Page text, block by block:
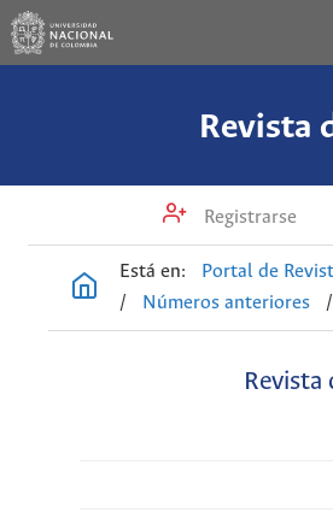
Revista
Registrarse
Está en: Portal de
/
Números anteriores /
Revista